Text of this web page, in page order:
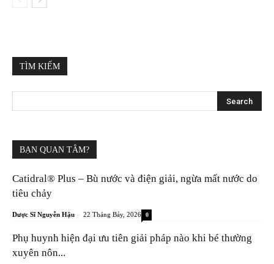
TÌM KIẾM
BẠN QUAN TÂM?
Catidral® Plus – Bù nước và điện giải, ngừa mất nước do
tiêu chảy
Dược Sĩ Nguyễn Hậu - 22 Tháng Bảy, 2026 0
Phụ huynh hiện đại ưu tiên giải pháp nào khi bé thường
xuyên nôn...